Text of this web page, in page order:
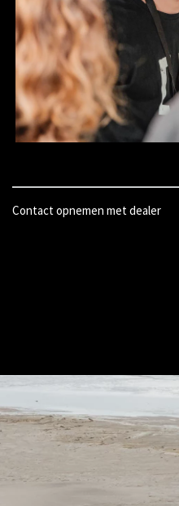
Contact opnemen met dealer